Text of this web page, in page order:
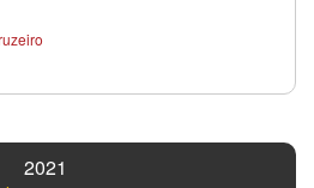
2021